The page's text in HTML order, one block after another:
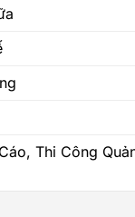
Thi Công